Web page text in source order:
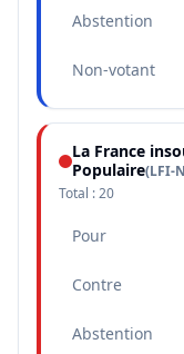
Abstention
Non-votant
La France
Populaire(LFI-
Total :20
Pour
Contre
Abstention